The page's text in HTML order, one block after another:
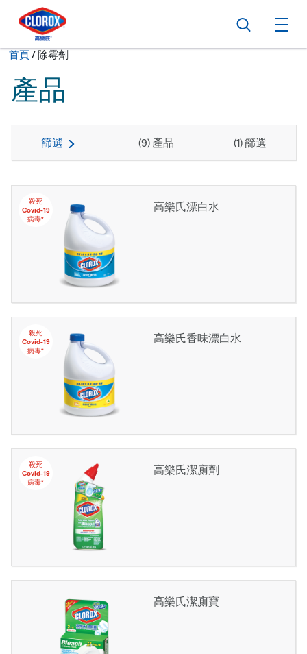
跳到主導航
跳轉至內容
跳到頁尾
搜尋
首頁/現在:
除霉劑
產品
篩選 (9) 產品 (1) 篩選
殺死
Covid-19
病毒*
高樂氏漂白水
殺死
Covid-19
病毒*
高樂氏香味漂白水
殺死
Covid-19
病毒*
高樂氏潔廁劑
高樂氏潔廁寶